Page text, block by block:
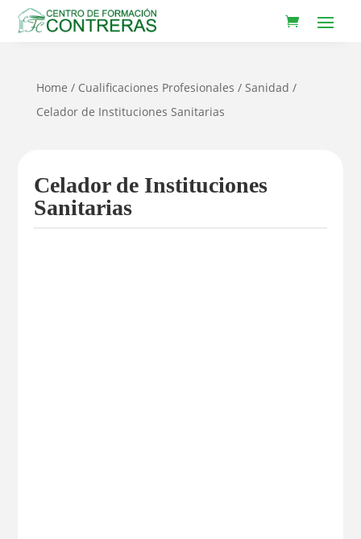
Home / Cualificaciones Profesionales / Sanidad /
Celador de Instituciones Sanitarias
Celador de Instituciones
Sanitarias